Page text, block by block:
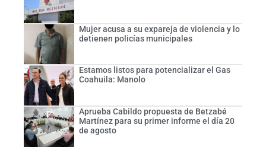
Mujer acusa a su expareja de violencia y lo
detienen policías municipales
Estamos listos para potencializar el Gas
Coahuila: Manolo
Aprueba Cabildo propuesta de Betzabé
Martínez para su primer informe el día 20
de agosto